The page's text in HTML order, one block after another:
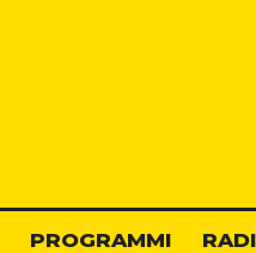
PROGRAMMI